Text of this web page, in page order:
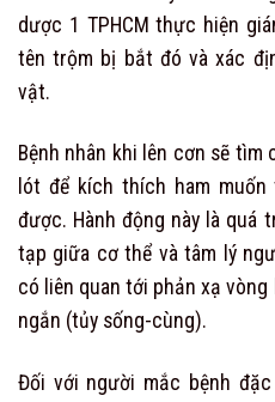
dược 1 TPHCM thực hiện
tên trộm bị bắt đó và xác
vật.
Bệnh nhân khi lên cơn sẽ
lót để kích thích ham
được. Hành động này là
tạp giữa cơ thể và tâm lý
có liên quan tới phản xạ
ngắn (tủy sống-cùng).
Đối với người mắc bệnh